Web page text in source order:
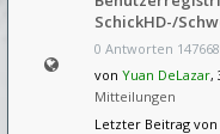
SchickHD-/
0 Antworten
von Yuan DeLazar,
Mitteilungen
Letzter Beitrag von